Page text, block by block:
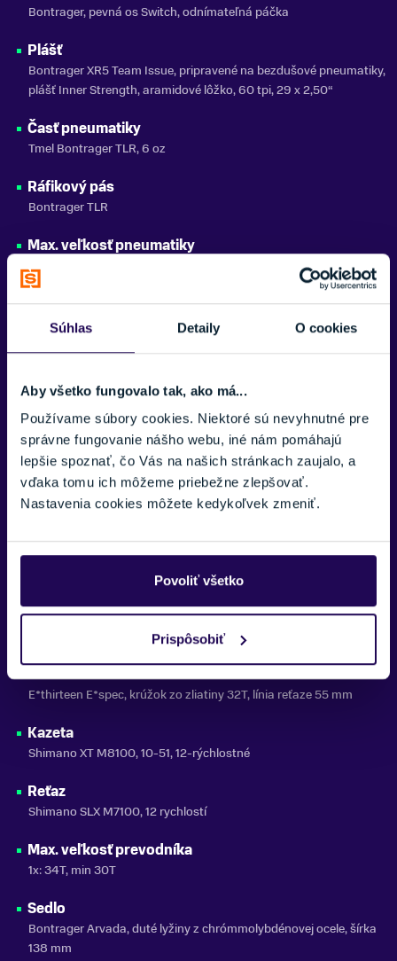
Súhlas Detaily O cookies
Aby všetko fungovalo tak, ako má...
Používame súbory cookies. Niektoré sú nevyhnutné pre
správne fungovanie nášho webu, iné nám pomáhajú
lepšie spoznať, čo Vás na našich stránkach zaujalo, a
vďaka tomu ich môžeme priebežne zlepšovať.
Nastavenia cookies môžete kedykoľvek zmeniť.
Povoliť všetko
Prispôsobiť
Bontrager, pevná os Switch, odnímateľná páčka
Plášť
Bontrager XR5 Team Issue, pripravené na bezdušové pneumatiky,
plášť Inner Strength, aramidové lôžko, 60 tpi, 29 x 2,50“
Časť pneumatiky
Tmel Bontrager TLR, 6 oz
Ráfikový pás
Bontrager TLR
Max. veľkosť pneumatiky
Rám: 29 x 2,50", Vidlica:Pozri výrobca
Batéria
TQ 360 Wh
LED displej TQ s rozhraním Bluetooth a pripojením ANT+
Motor
TQ-HPR50, 50 Nm, maximálny trvalý menovitý výkon 250 W,
špičkový výkon 300 W
Radiaca páčka
Zadná prehadzovačka
Shimano XT M8100, dlhá klietka
Kľuka
E*thirteen E*spec Plus, dĺžka 165 mm
Krúžok reťaze
E*thirteen E*spec, krúžok zo zliatiny 32T, línia reťaze 55 mm
Kazeta
Shimano XT M8100, 10-51, 12-rýchlostné
Reťaz
Shimano SLX M7100, 12 rychlostí
Max. veľkosť prevodníka
1x: 34T, min 30T
Sedlo
Bontrager Arvada, duté lyžiny z chrómmolybdénovej ocele, šírka
138 mm